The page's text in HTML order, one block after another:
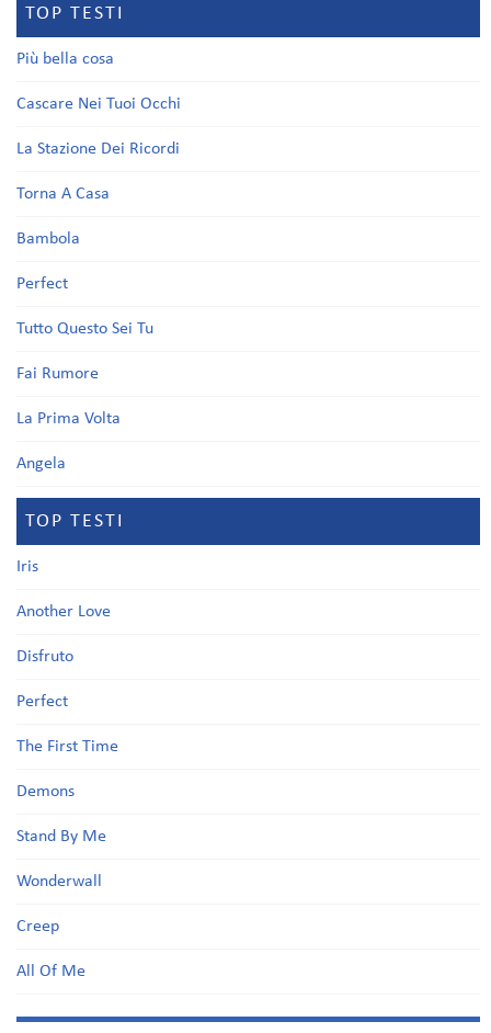
TOP TESTI
Più bella cosa
Cascare Nei Tuoi Occhi
La Stazione Dei Ricordi
Torna A Casa
Bambola
Perfect
Tutto Questo Sei Tu
Fai Rumore
La Prima Volta
Angela
TOP TESTI
Iris
Another Love
Disfruto
Perfect
The First Time
Demons
Stand By Me
Wonderwall
Creep
All Of Me